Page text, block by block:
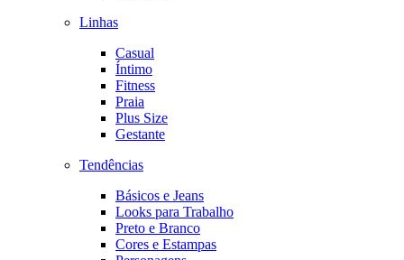
Linhas
Casual
Íntimo
Fitness
Praia
Plus Size
Gestante
Tendências
Básicos e Jeans
Looks para Trabalho
Preto e Branco
Cores e Estampas